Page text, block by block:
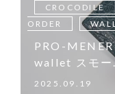
CROCODILE
ORDER
PRO-
wallet スモ
2025.09.19